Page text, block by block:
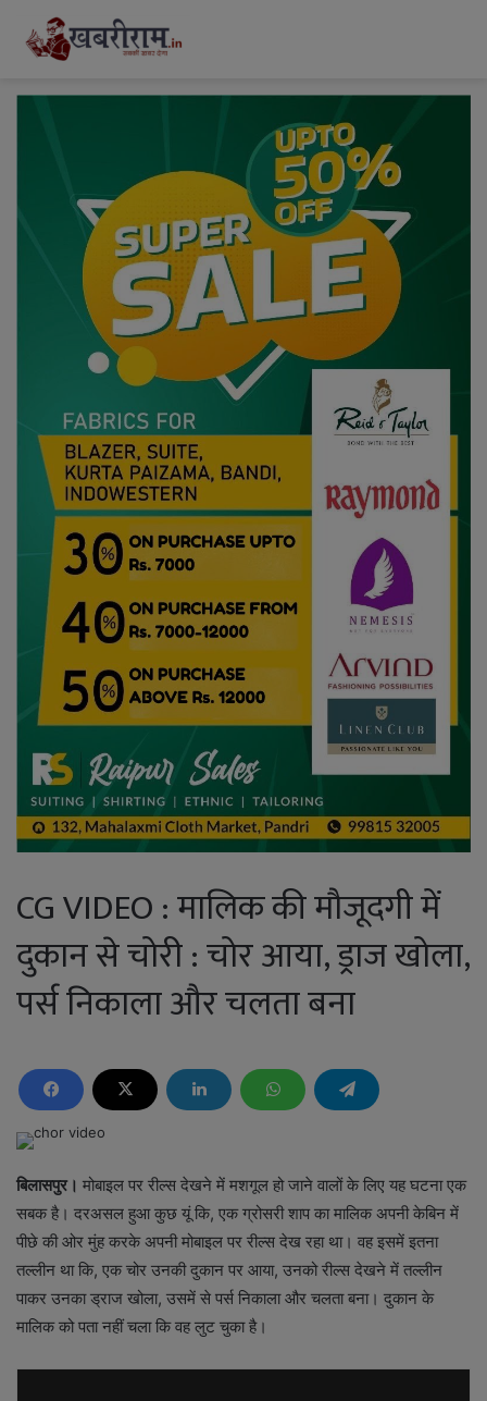
CG VIDEO : मालिक की मौजूदगी में
दुकान से चोरी : चोर आया, ड्राज खोला,
पर्स निकाला और चलता बना
बिलासपुर। मोबाइल पर रील्स देखने में मशगूल हो जाने वालों के लिए यह घटना एक
सबक है। दरअसल हुआ कुछ यूं कि, एक ग्रोसरी शाप का मालिक अपनी केबिन में
पीछे की ओर मुंह करके अपनी मोबाइल पर रील्स देख रहा था। वह इसमें इतना
तल्लीन था कि, एक चोर उनकी दुकान पर आया, उनको रील्स देखने में तल्लीन
पाकर उनका ड्राज खोला, उसमें से पर्स निकाला और चलता बना। दुकान के
मालिक को पता नहीं चला कि वह लुट चुका है।